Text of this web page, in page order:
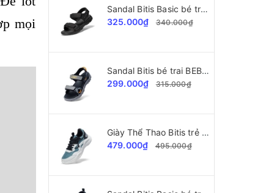
mọi
Sandal Bitis Basic bé trai BEB008000
325.000₫
340.000₫
Sandal Bitis bé trai BEB005900
299.000₫
315.000₫
Giày Thể Thao Bitis trẻ em BSB009000
479.000₫
495.000₫